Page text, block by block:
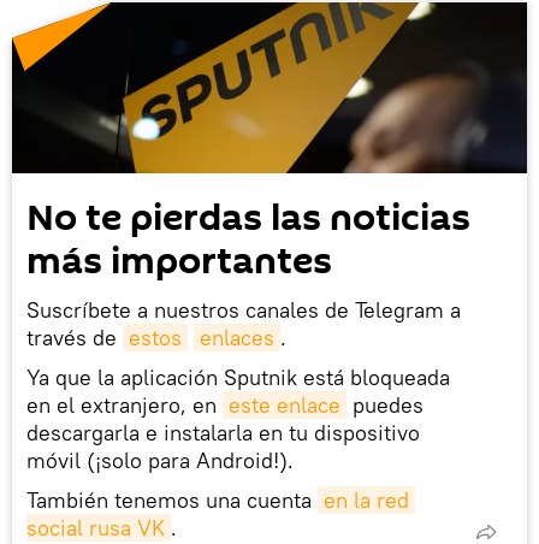
No te pierdas las noticias
más importantes
Suscríbete a nuestros canales de Telegram a
través de estos enlaces .
Ya que la aplicación Sputnik está bloqueada
en el extranjero, en este enlace puedes
descargarla e instalarla en tu dispositivo
móvil (¡solo para Android!).
También tenemos una cuenta en la red
social rusa VK .